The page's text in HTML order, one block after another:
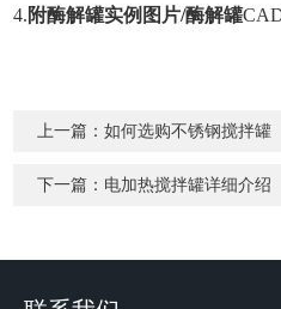
4.附酶解罐实例图片/酶解罐
上一篇：如何选购不锈钢搅拌罐
下一篇： 电加热搅拌罐详细介绍